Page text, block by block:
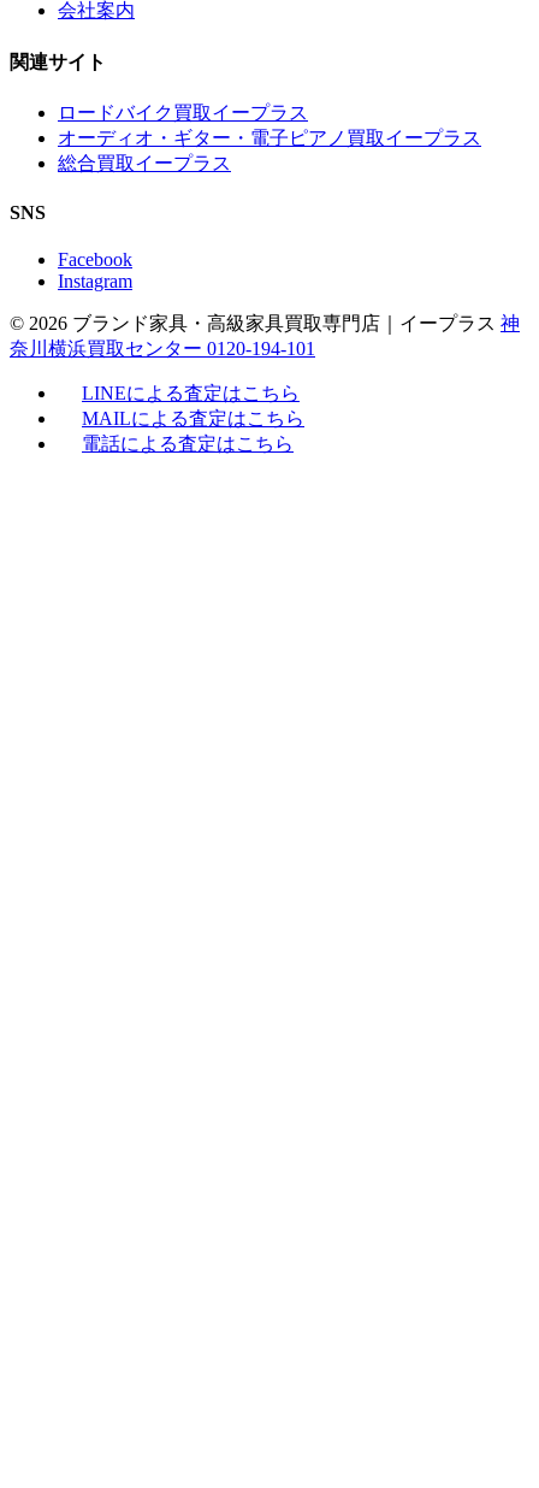
会社案内
関連サイト
ロードバイク買取イープラス
オーディオ・ギター・電子ピアノ買取イープラス
総合買取イープラス
SNS
Facebook
Instagram
© 2026 ブランド家具・高級家具買取専門店｜イープラス 神
奈川横浜買取センター 0120-194-101
LINEによる査定はこちら
MAILによる査定はこちら
電話による査定はこちら